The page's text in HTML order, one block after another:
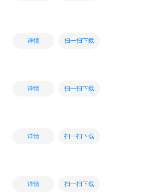
详情 扫一扫下载
详情 扫一扫下载
详情 扫一扫下载
详情 扫一扫下载